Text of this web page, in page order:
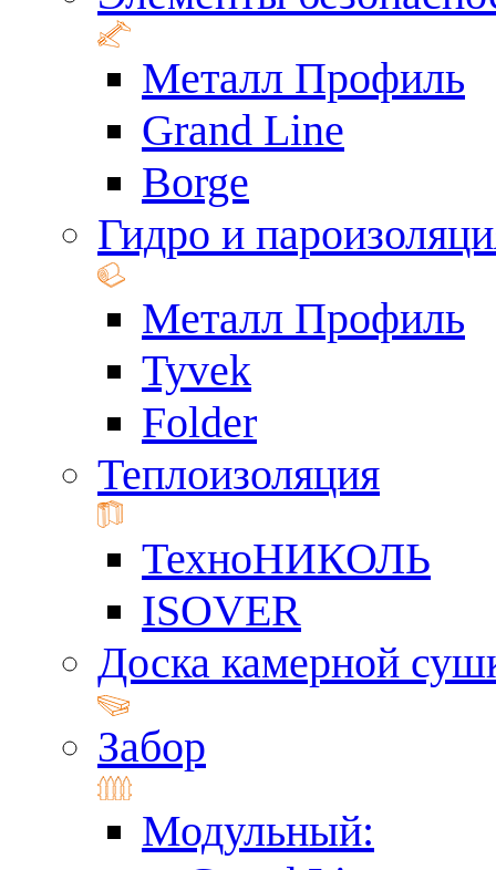
Металл Профиль
Grand Line
Borge
Гидро и
Металл Профиль
Tyvek
Folder
Теплоизоляция
ТехноНИКОЛЬ
ISOVER
Доска камерной
Забор
Модульный: